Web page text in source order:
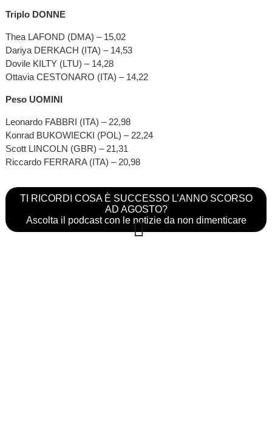
Triplo DONNE
Thea LAFOND (DMA) – 15,02
Dariya DERKACH (ITA) – 14,53
Dovile KILTY (LTU) – 14,28
Ottavia CESTONARO (ITA) – 14,22
Peso UOMINI
Leonardo FABBRI (ITA) – 22,98
Konrad BUKOWIECKI (POL) – 22,24
Scott LINCOLN (GBR) – 21,31
Riccardo FERRARA (ITA) – 20,98
TI RICORDI COSA È SUCCESSO L’ANNO SCORSO
AD AGOSTO?
Ascolta il podcast con le notizie da non dimenticare